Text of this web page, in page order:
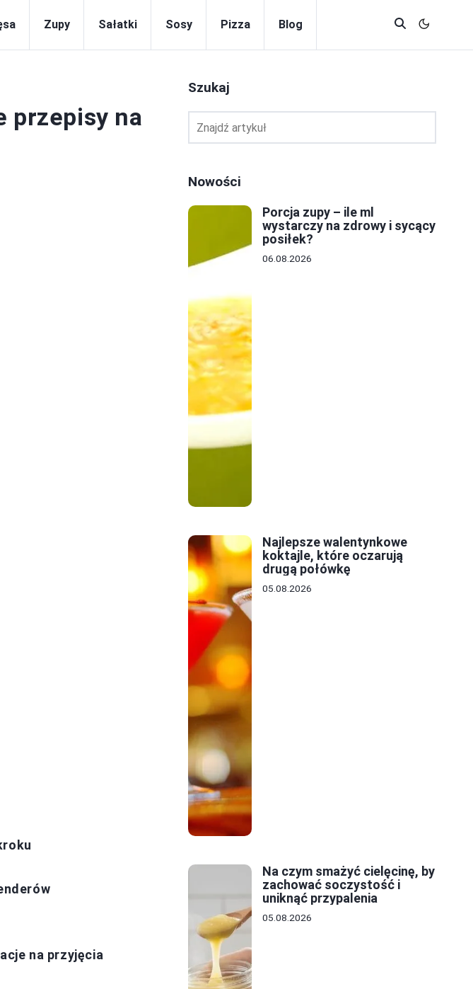
Zupy Sałatki Sosy Pizza Blog
przepisy na
na przyjęcia
Szukaj
Nowości
Porcja zupy – ile ml
wystarczy na zdrowy i sycący
posiłek?
06.08.2026
Najlepsze walentynkowe
koktajle, które oczarują
drugą połówkę
05.08.2026
Na czym smażyć cielęcinę, by
zachować soczystość i
uniknąć przypalenia
05.08.2026